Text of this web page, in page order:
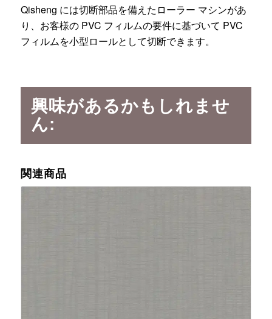
Qisheng には切断部品を備えたローラー マシンがあ
り、お客様の PVC フィルムの要件に基づいて PVC
フィルムを小型ロールとして切断できます。
興味があるかもしれませ
ん:
関連商品